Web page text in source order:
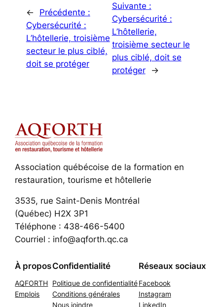
←
Précédente :
Cybersécurité :
L’hôtellerie, troisième
secteur le plus ciblé,
doit se protéger
Suivante :
Cybersécurité :
L’hôtellerie,
troisième secteur le
plus ciblé, doit se
protéger
→
Association québécoise de la formation en
restauration, tourisme et hôtellerie
3535, rue Saint-Denis Montréal
(Québec) H2X 3P1
Téléphone : 438-466-5400
Courriel : info@aqforth.qc.ca
À propos
AQFORTH
Emplois
Confidentialité
Politique de confidentialité
Conditions générales
Nous joindre
Réseaux sociaux
Facebook
Instagram
LinkedIn